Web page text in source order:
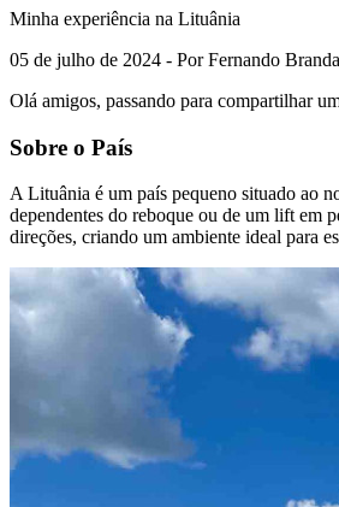
Minha experiência na Lituânia
05 de julho de 2024 - Por Fernando
Olá amigos, passando para compartilhar
Sobre o País
A Lituânia é um país pequeno situado ao
dependentes do reboque ou de um lift em
direções, criando um ambiente ideal para